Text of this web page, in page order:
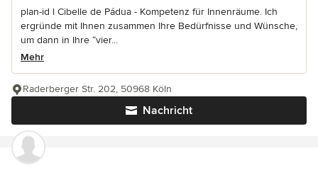
plan-id l Cibelle de Pádua - Kompetenz für Innenräume. Ich
ergründe mit Ihnen zusammen Ihre Bedürfnisse und Wünsche,
um dann in Ihre “vier...
Mehr
Nachricht
Raderberger Str. 202, 50968 Köln